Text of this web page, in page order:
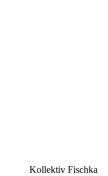
Kollektiv Fischka